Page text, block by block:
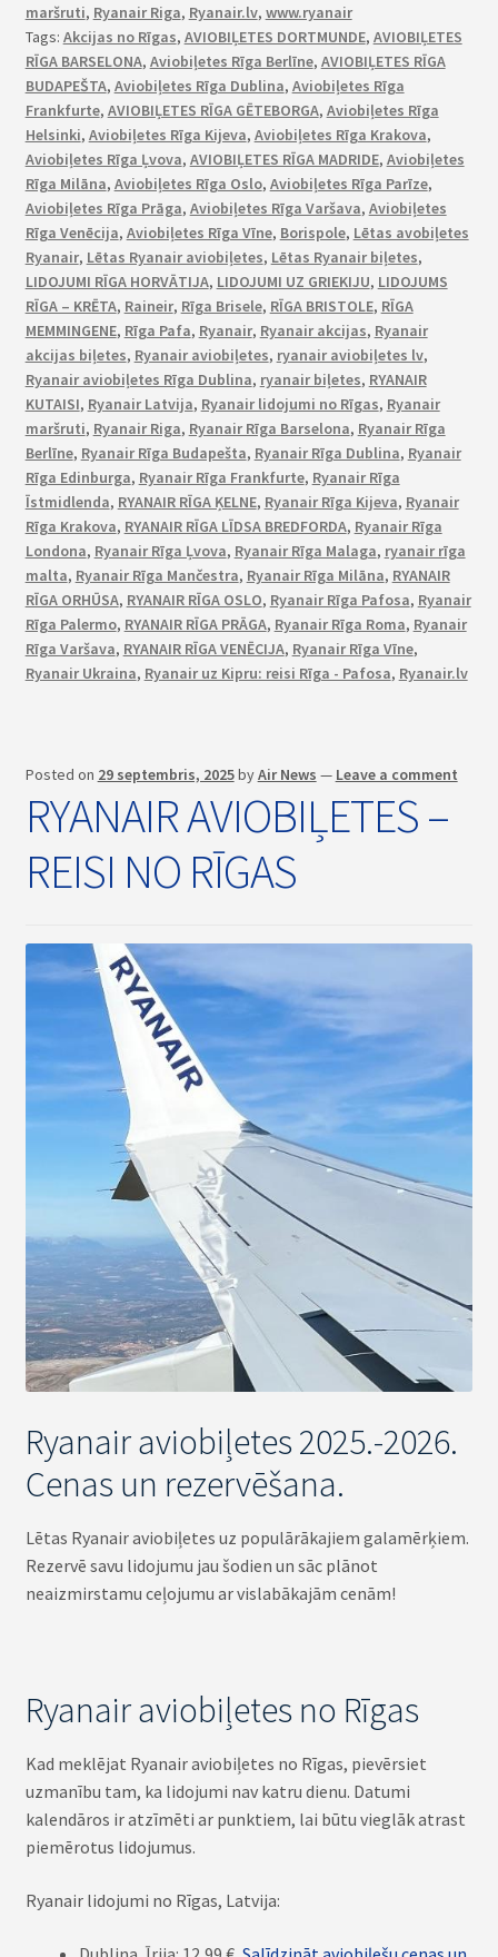
maršruti, Ryanair Riga, Ryanair.lv, www.ryanair
Tags: Akcijas no Rīgas, AVIOBIĻETES DORTMUNDE, AVIOBIĻETES
RĪGA BARSELONA, Aviobiļetes Rīga Berlīne, AVIOBIĻETES RĪGA
BUDAPEŠTA, Aviobiļetes Rīga Dublina, Aviobiļetes Rīga
Frankfurte, AVIOBIĻETES RĪGA GĒTEBORGA, Aviobiļetes Rīga
Helsinki, Aviobiļetes Rīga Kijeva, Aviobiļetes Rīga Krakova,
Aviobiļetes Rīga Ļvova, AVIOBIĻETES RĪGA MADRIDE, Aviobiļetes
Rīga Milāna, Aviobiļetes Rīga Oslo, Aviobiļetes Rīga Parīze,
Aviobiļetes Rīga Prāga, Aviobiļetes Rīga Varšava, Aviobiļetes
Rīga Venēcija, Aviobiļetes Rīga Vīne, Borispole, Lētas avobiļetes
Ryanair, Lētas Ryanair aviobiļetes, Lētas Ryanair biļetes,
LIDOJUMI RĪGA HORVĀTIJA, LIDOJUMI UZ GRIEKIJU, LIDOJUMS
RĪGA – KRĒTA, Raineir, Rīga Brisele, RĪGA BRISTOLE, RĪGA
MEMMINGENE, Rīga Pafa, Ryanair, Ryanair akcijas, Ryanair
akcijas biļetes, Ryanair aviobiļetes, ryanair aviobiļetes lv,
Ryanair aviobiļetes Rīga Dublina, ryanair biļetes, RYANAIR
KUTAISI, Ryanair Latvija, Ryanair lidojumi no Rīgas, Ryanair
maršruti, Ryanair Riga, Ryanair Rīga Barselona, Ryanair Rīga
Berlīne, Ryanair Rīga Budapešta, Ryanair Rīga Dublina, Ryanair
Rīga Edinburga, Ryanair Rīga Frankfurte, Ryanair Rīga
Īstmidlenda, RYANAIR RĪGA ĶELNE, Ryanair Rīga Kijeva, Ryanair
Rīga Krakova, RYANAIR RĪGA LĪDSA BREDFORDA, Ryanair Rīga
Londona, Ryanair Rīga Ļvova, Ryanair Rīga Malaga, ryanair rīga
malta, Ryanair Rīga Mančestra, Ryanair Rīga Milāna, RYANAIR
RĪGA ORHŪSA, RYANAIR RĪGA OSLO, Ryanair Rīga Pafosa, Ryanair
Rīga Palermo, RYANAIR RĪGA PRĀGA, Ryanair Rīga Roma, Ryanair
Rīga Varšava, RYANAIR RĪGA VENĒCIJA, Ryanair Rīga Vīne,
Ryanair Ukraina, Ryanair uz Kipru: reisi Rīga - Pafosa, Ryanair.lv
Posted on 29 septembris, 2025byAir News — Leave a comment
RYANAIR AVIOBIĻETES –
REISI NO RĪGAS
Ryanair aviobiļetes 2025.-2026.
Cenas un rezervēšana.
Lētas Ryanair aviobiļetes uz populārākajiem galamērķiem.
Rezervē savu lidojumu jau šodien un sāc plānot
neaizmirstamu ceļojumu ar vislabākajām cenām!
Ryanair aviobiļetes no Rīgas
Kad meklējat Ryanair aviobiļetes no Rīgas, pievērsiet
uzmanību tam, ka lidojumi nav katru dienu. Datumi
kalendāros ir atzīmēti ar punktiem, lai būtu vieglāk atrast
piemērotus lidojumus.
Ryanair lidojumi no Rīgas, Latvija: